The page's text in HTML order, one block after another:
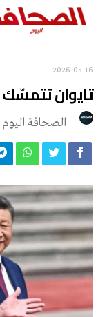
2026-05-16
تايوان تتمسّك